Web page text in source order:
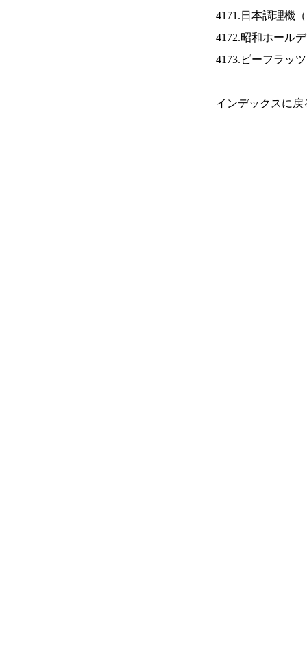
4171.日本調理機（
4172.昭和ホール
4173.ビーフラッ
インデックスに戻